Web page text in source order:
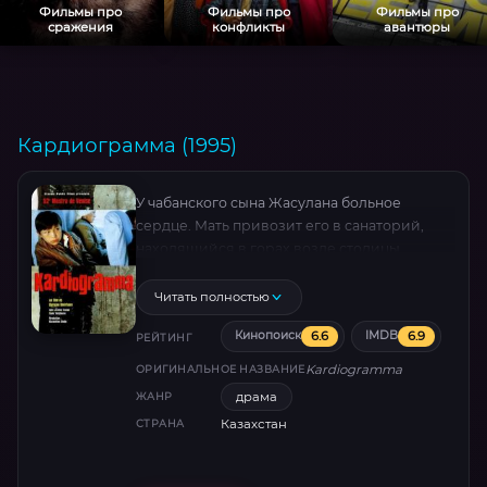
Фильмы про
сражения
Фильмы про
конфликты
Фильмы про
авантюры
Кардиограмма (1995)
У чабанского сына Жасулана больное
сердце. Мать привозит его в санаторий,
Драма провинциального мальчика
усугубляется тем, что он не владеет русским
языком.
Читать полностью
РЕЙТИНГ Кинопоиск 6.6 IMDB 6.9
ОРИГИНАЛЬНОЕ НАЗВАНИЕKardiogramma
ЖАНР драма
СТРАНА Казахстан